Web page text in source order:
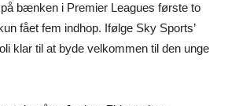
bænken i Premier Leagues første to
fået fem indhop. Ifølge Sky Sports’
klar til at byde velkommen til den unge